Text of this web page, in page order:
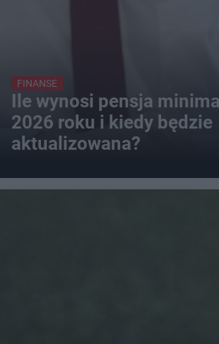
FINANSE
Ile wynosi pensja
2026 roku i kiedy będzie
aktualizowana?